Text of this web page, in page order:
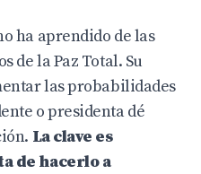
ha aprendido de las
de la Paz Total. Su
las probabilidades
o presidenta dé
La clave es
de hacerlo a